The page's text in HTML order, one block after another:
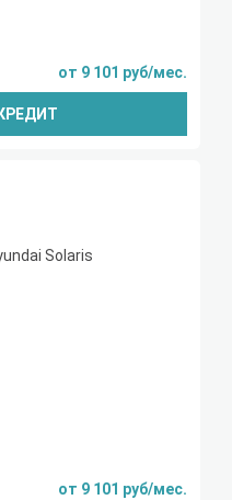
от 9 101 руб/мес.
от 9 101 руб/мес.